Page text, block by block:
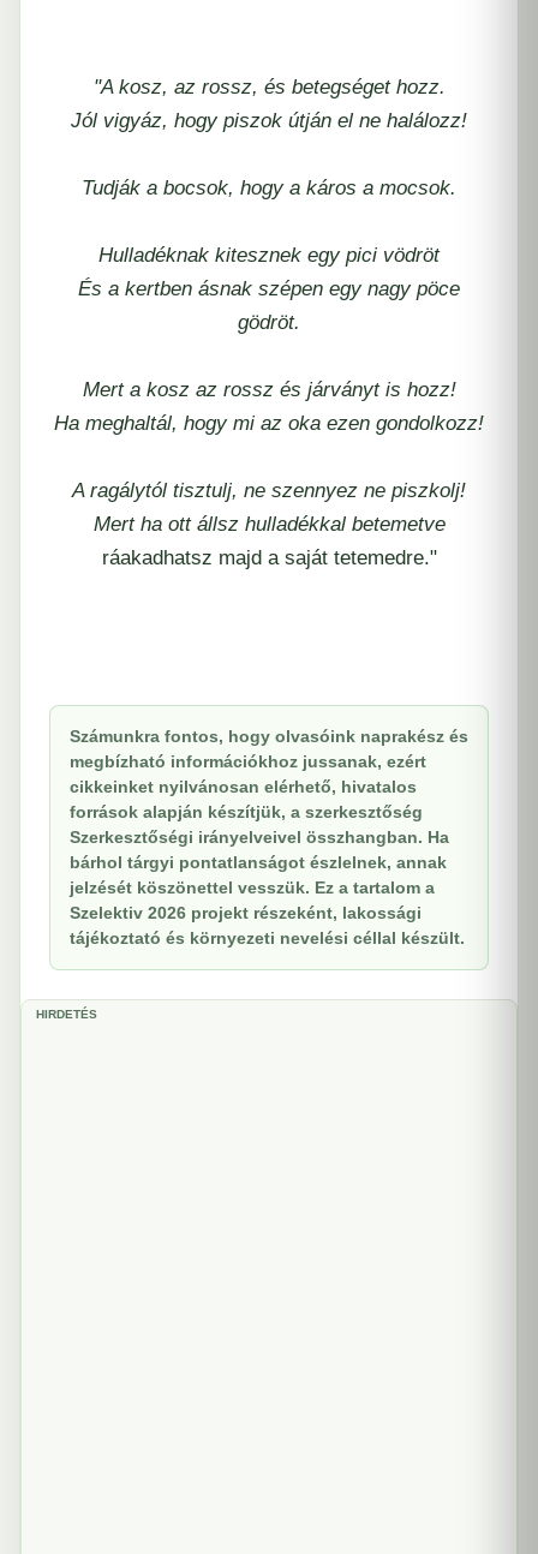
"A kosz, az rossz, és betegséget hozz.
Jól vigyáz, hogy piszok útján el ne halálozz!
Tudják a bocsok, hogy a káros a mocsok.
Hulladéknak kitesznek egy pici vödröt
És a kertben ásnak szépen egy nagy pöce
gödröt.
Mert a kosz az rossz és járványt is hozz!
Ha meghaltál, hogy mi az oka ezen gondolkozz!
A ragálytól tisztulj, ne szennyez ne piszkolj!
Mert ha ott állsz hulladékkal betemetve
ráakadhatsz majd a saját tetemedre."
Számunkra fontos, hogy olvasóink naprakész és
megbízható információkhoz jussanak, ezért
cikkeinket nyilvánosan elérhető, hivatalos
források alapján készítjük, a szerkesztőség
Szerkesztőségi irányelveivel összhangban. Ha
bárhol tárgyi pontatlanságot észlelnek, annak
jelzését köszönettel vesszük. Ez a tartalom a
Szelektiv 2026 projekt részeként, lakossági
tájékoztató és környezeti nevelési céllal készült.
HIRDETÉS